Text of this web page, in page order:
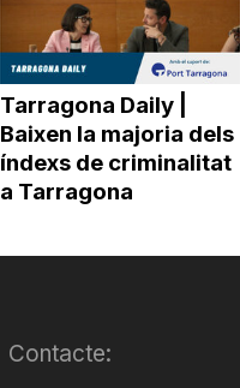
Tarragona Daily |
Baixen la majoria dels
índexs de criminalitat
a Tarragona
Contacte: